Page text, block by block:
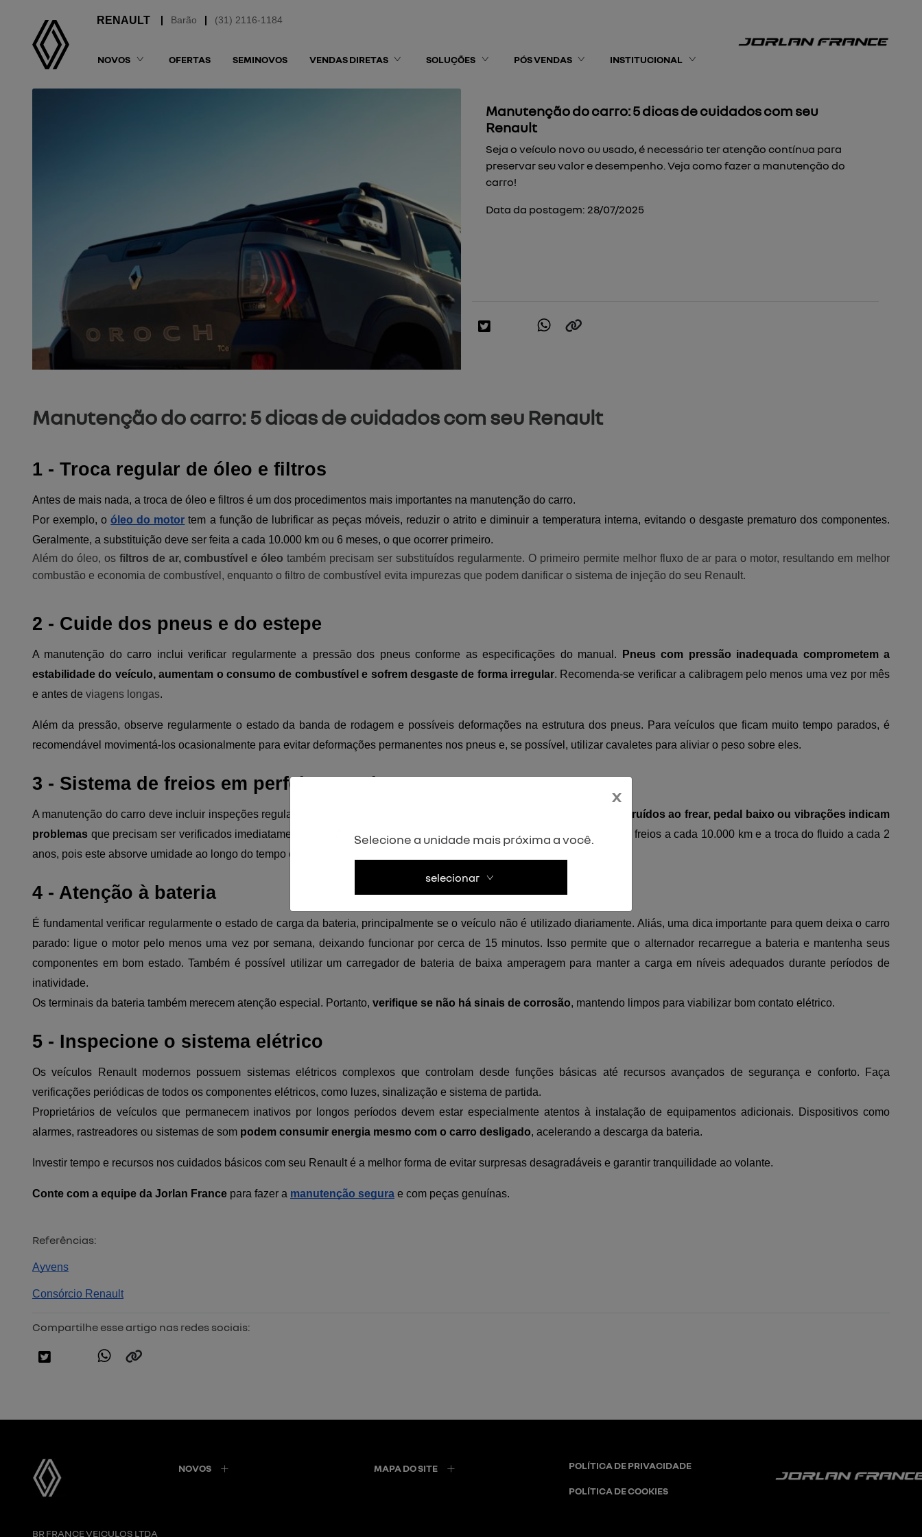
(31) 2116-1184
Barão
NOVOS OFERTAS SEMINOVOS VENDAS DIRETAS SOLUÇÕES PÓS VENDAS INSTITUCIONAL
Manutenção do carro: 5 dicas de cuidados com seu
Renault
Seja o veículo novo ou usado, é necessário ter atenção contínua para
preservar seu valor e desempenho. Veja como fazer a manutenção do
carro!
Data da postagem: 28/07/2025
Manutenção do carro: 5 dicas de cuidados com seu Renault
1 - Troca regular de óleo e filtros
Antes de mais nada, a troca de óleo e filtros é um dos procedimentos mais importantes na manutenção do carro.
Por exemplo, oóleo do motor tem a função de lubrificar as peças móveis, reduzir o atrito e diminuir a temperatura interna, evitando o desgaste prematuro dos componentes.
Geralmente, a substituição deve ser feita a cada 10.000 km ou 6 meses, o que ocorrer primeiro.
Além do óleo, osfiltros de ar, combustível e óleo também precisam ser substituídos regularmente. O primeiro permite melhor fluxo de ar para o motor, resultando em melhor
combustão e economia de combustível, enquanto o filtro de combustível evita impurezas que podem danificar o sistema de injeção do seu Renault.
2 - Cuide dos pneus e do estepe
A manutenção do carro inclui verificar regularmente a pressão dos pneus conforme as especificações do manual.
Pneus com pressão inadequada comprometem a
estabilidade do veículo, aumentam o consumo de combustível e sofrem desgaste de forma irregular. Recomenda-se verificar a calibragem pelo menos uma vez por mês
e antes de viagens longas.
Além da pressão, observe regularmente o estado da banda de rodagem e possíveis deformações na estrutura dos pneus. Para veículos que ficam muito tempo parados, é
recomendável movimentá-los ocasionalmente para evitar deformações permanentes nos pneus e, se possível, utilizar cavaletes para aliviar o peso sobre eles.
3 - Sistema de freios em perfeito estado
A manutenção do carro deve incluir inspeções regulares das pastilhas, discos e nível do fluido de freio. Logo, sinais como ruídos ao frear, pedal baixo ou vibrações indicam
problemas que precisam ser verificados imediatamente. Nos veículos Renault, recomenda-se a verificação do sistema de freios a cada 10.000 km e a troca do fluido a cada 2
anos, pois este absorve umidade ao longo do tempo e perde eficiência.
4 - Atenção à bateria
É fundamental verificar regularmente o estado de carga da bateria, principalmente se o veículo não é utilizado diariamente. Aliás, uma dica importante para quem deixa o carro
parado: ligue o motor pelo menos uma vez por semana, deixando funcionar por cerca de 15 minutos. Isso permite que o alternador recarregue a bateria e mantenha seus
componentes em bom estado. Também é possível utilizar um carregador de bateria de baixa amperagem para manter a carga em níveis adequados durante períodos de
inatividade.
Os terminais da bateria também merecem atenção especial. Portanto, verifique se não há sinais de corrosão, mantendo limpos para viabilizar bom contato elétrico.
5 - Inspecione o sistema elétrico
Os veículos Renault modernos possuem sistemas elétricos complexos que controlam desde funções básicas até recursos avançados de segurança e conforto. Faça
verificações periódicas de todos os componentes elétricos, como luzes, sinalização e sistema de partida.
Proprietários de veículos que permanecem inativos por longos períodos devem estar especialmente atentos à instalação de equipamentos adicionais. Dispositivos como
alarmes, rastreadores ou sistemas de som podem consumir energia mesmo com o carro desligado, acelerando a descarga da bateria.
Investir tempo e recursos nos cuidados básicos com seu Renault é a melhor forma de evitar surpresas desagradáveis e garantir tranquilidade ao volante.
Conte com a equipe da Jorlan France para fazer a manutenção segura e com peças genuínas.
Referências:
Ayvens
Consórcio Renault
Compartilhe esse artigo nas redes sociais:
NOVOS MAPA DO SITE POLÍTICA DE PRIVACIDADE
POLÍTICA DE COOKIES
BR FRANCE VEICULOS LTDA
x
Selecione a unidade mais próxima a você.
selecionar